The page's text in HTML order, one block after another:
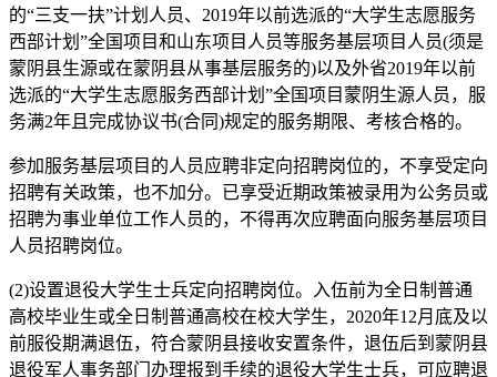
的“三支一扶”计划人员、2019年以前选派的“大学生志愿服务
西部计划”全国项目和山东项目人员等服务基层项目人员(须是
蒙阴县生源或在蒙阴县从事基层服务的)以及外省2019年以前
选派的“大学生志愿服务西部计划”全国项目蒙阴生源人员，服
务满2年且完成协议书(合同)规定的服务期限、考核合格的。
参加服务基层项目的人员应聘非定向招聘岗位的，不享受定向
招聘有关政策，也不加分。已享受近期政策被录用为公务员或
招聘为事业单位工作人员的，不得再次应聘面向服务基层项目
人员招聘岗位。
(2)设置退役大学生士兵定向招聘岗位。入伍前为全日制普通
高校毕业生或全日制普通高校在校大学生，2020年12月底及以
前服役期满退伍，符合蒙阴县接收安置条件，退伍后到蒙阴县
退役军人事务部门办理报到手续的退役大学生士兵，可应聘退